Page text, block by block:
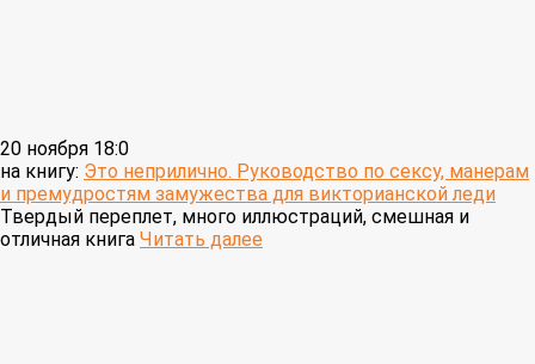
20 ноября 18:0
на книгу: Это неприлично. Руководство по сексу, манерам
и премудростям замужества для викторианской леди
Твердый переплет, много иллюстраций, смешная и
отличная книга Читать далее